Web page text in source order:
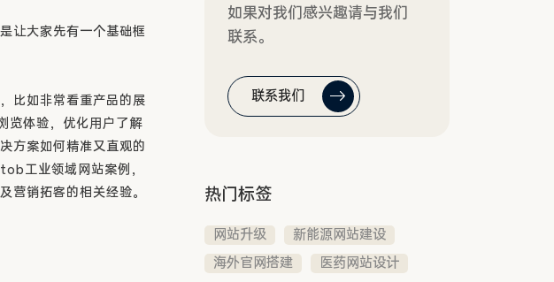
让大家先有一个基础框
比如非常看重产品的展
览体验，优化用户了解
方案如何精准又直观的
工业领域网站案例，
营销拓客的相关经验。
如果对我们感兴趣请与我们
联系。
联系我们
热门标签
网站升级
新能源网站建设
海外官网搭建
医药网站设计